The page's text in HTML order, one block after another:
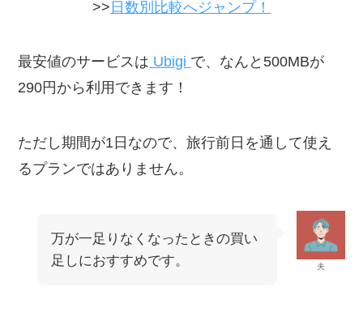
>> 日数別比較へジャンプ！
最安値のサービスは Ubigi で、なんと500MBが
290円から利用できます！
ただし期間が1日なので、旅行前日を通して使え
るプランではありません。
夫
万が一足りなくなったときの買い
足しにおすすめです。